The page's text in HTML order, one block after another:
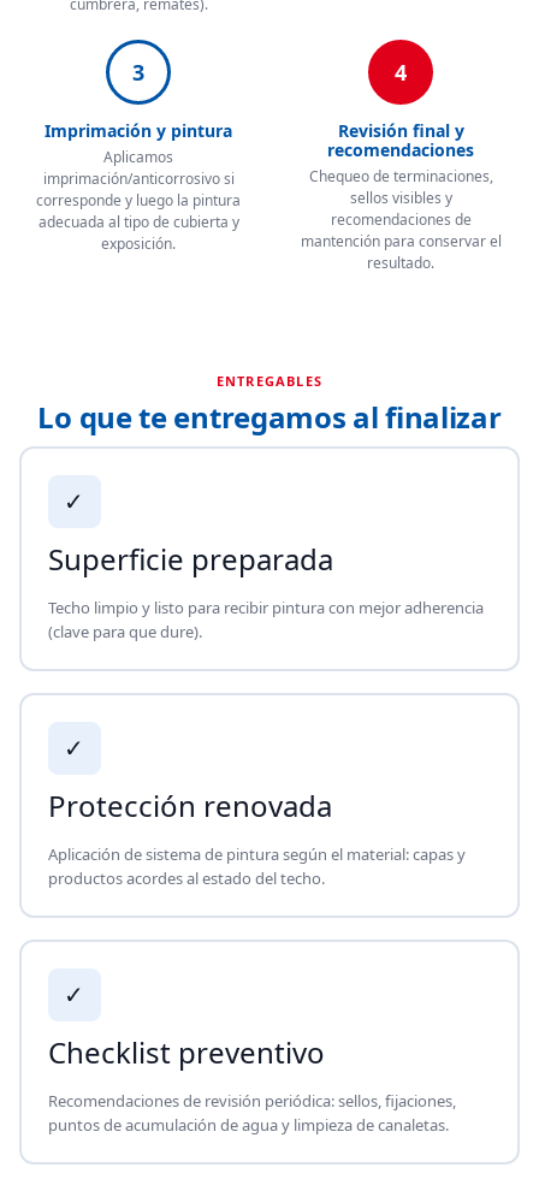
cumbrera, remates).
3
Imprimación y pintura
Aplicamos
imprimación/anticorrosivo si
corresponde y luego la pintura
adecuada al tipo de cubierta y
exposición.
4
Revisión final y
recomendaciones
Chequeo de terminaciones,
sellos visibles y
recomendaciones de
mantención para conservar el
resultado.
ENTREGABLES
Lo que te entregamos al finalizar
✓
Superficie preparada
Techo limpio y listo para recibir pintura con mejor adherencia
(clave para que dure).
✓
Protección renovada
Aplicación de sistema de pintura según el material: capas y
productos acordes al estado del techo.
✓
Checklist preventivo
Recomendaciones de revisión periódica: sellos, fijaciones,
puntos de acumulación de agua y limpieza de canaletas.